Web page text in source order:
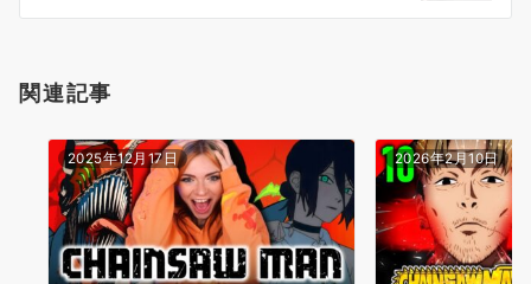
ン
関連記事
2025年12月17日 2026年2月10日